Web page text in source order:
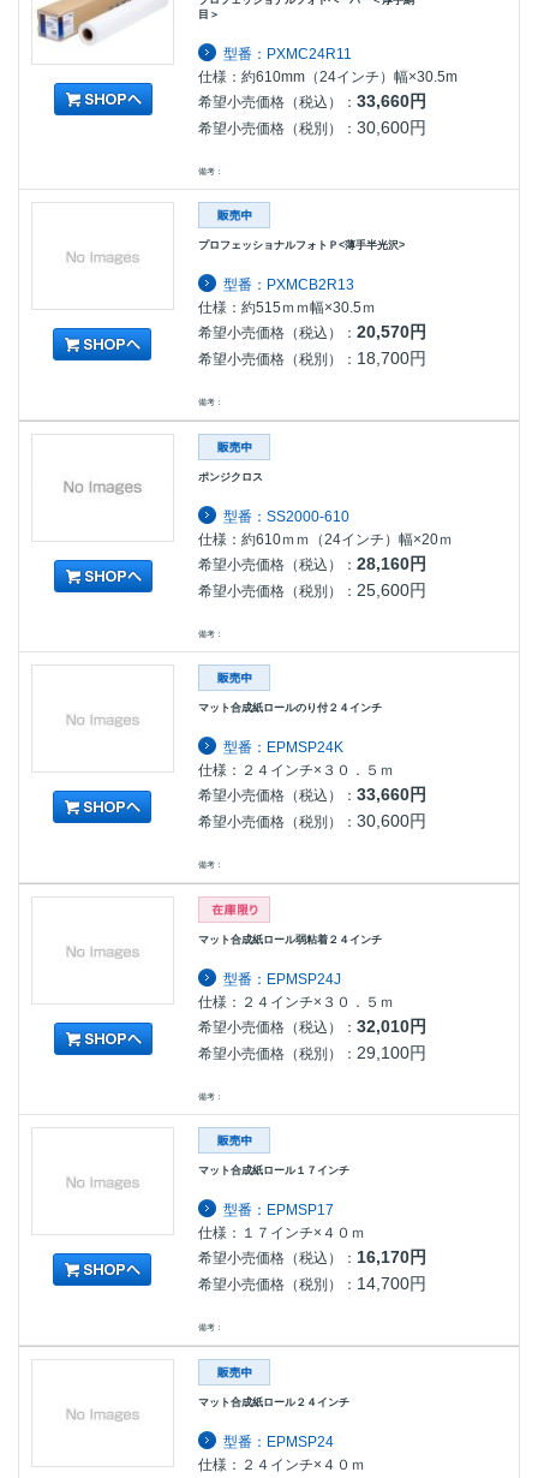
目＞
型番：PXMC24R11
仕様：約610mm（24インチ）幅×30.5m
希望小売価格（税込）：33,660円
希望小売価格（税別）：30,600円
備考：
プロフェッショナルフォトＰ<薄手半光沢>
型番：PXMCB2R13
仕様：約515ｍｍ幅×30.5ｍ
希望小売価格（税込）： 20,570円
希望小売価格（税別）： 18,700円
備考：
ポンジクロス
型番：SS2000-610
仕様：約610ｍｍ（24インチ）幅×20ｍ
希望小売価格（税込）：28,160円
希望小売価格（税別）： 25,600円
備考：
マット合成紙ロールのり付２４インチ
型番：EPMSP24K
仕様：２４インチ×３０．５ｍ
希望小売価格（税込）： 33,660円
希望小売価格（税別）： 30,600円
備考：
マット合成紙ロール弱粘着２４インチ
型番：EPMSP24J
仕様：２４インチ×３０．５ｍ
希望小売価格（税込）：32,010円
希望小売価格（税別）： 29,100円
備考：
マット合成紙ロール１７インチ
型番：EPMSP17
仕様：１７インチ×４０ｍ
希望小売価格（税込）： 16,170円
希望小売価格（税別）： 14,700円
備考：
マット合成紙ロール２４インチ
型番：EPMSP24
仕様：２４インチ×４０ｍ